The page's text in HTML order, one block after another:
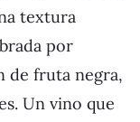
textura
por
de fruta negra,
Un vino que